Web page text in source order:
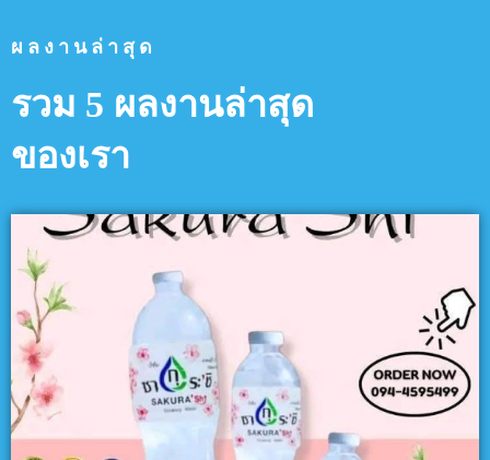
ผลงานล่าสุด
รวม 5 ผลงานล่าสุด
ของเรา